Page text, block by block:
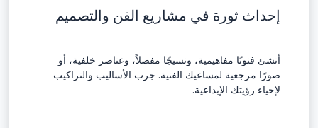
إحداث ثورة في مشاريع الفن والتصميم
أنشئ فنونًا مفاهيمية، ونسيجًا مفصلاً، وعناصر خلفية، أو
صورًا مرجعية لمساعيك الفنية. جرب الأساليب والتراكيب
لإحياء رؤيتك الإبداعية.